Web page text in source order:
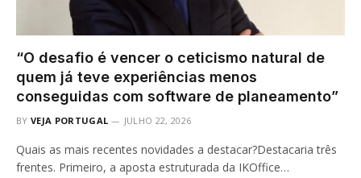
“O desafio é vencer o ceticismo natural de
quem já teve experiências menos
conseguidas com software de planeamento”
BY VEJA PORTUGAL JULHO 22, 2026
Quais as mais recentes novidades a destacar?Destacaria três
frentes. Primeiro, a aposta estruturada da IKOffice…